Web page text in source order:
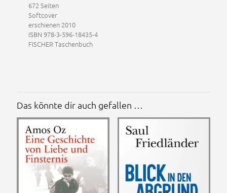
672 Seiten
Softcover
erschienen 2010
ISBN 978-3-596-18435-4
FISCHER Taschenbuch
Das könnte dir auch gefallen …